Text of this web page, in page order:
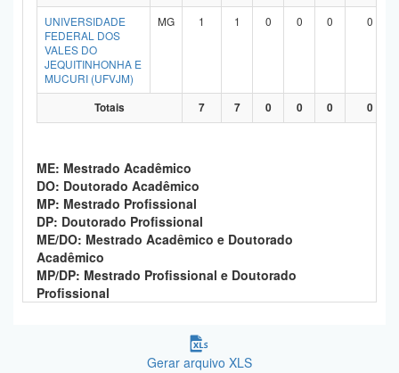
UNIVERSIDADE
FEDERAL DOS
VALES DO
JEQUITINHONHA E
MUCURI (UFVJM)
MG 1 1 0 0 0 0
Totais 7 7 0 0 0 0
ME: Mestrado Acadêmico
DO: Doutorado Acadêmico
MP: Mestrado Profissional
DP: Doutorado Profissional
ME/DO: Mestrado Acadêmico e Doutorado
Acadêmico
MP/DP: Mestrado Profissional e Doutorado
Profissional
Gerar arquivo XLS